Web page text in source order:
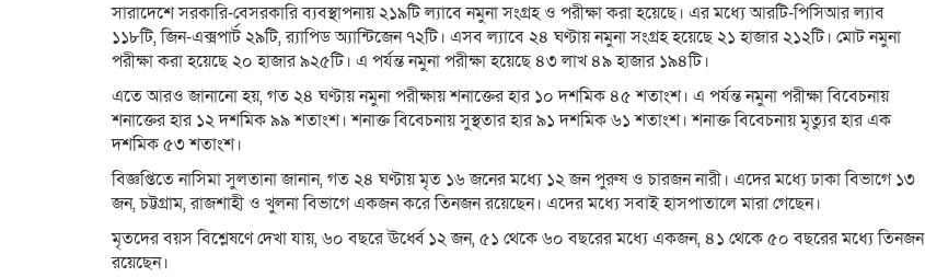
সারাদেশে সরকারি-বেসরকারি ব্যবস্থাপনায় ২১৯টি ল্যাবে নমুনা সংগ্রহ ও পরীক্ষা করা হয়েছে। এর মধ্যে আরটি-পিসিআর ল্যাব
১১৮টি, জিন-এক্সপার্ট ২৯টি, র‌্যাপিড অ্যান্টিজেন ৭২টি। এসব ল্যাবে ২৪ ঘণ্টায় নমুনা সংগ্রহ হয়েছে ২১ হাজার ২১২টি। মোট নমুনা
পরীক্ষা করা হয়েছে ২০ হাজার ৯২৫টি। এ পর্যন্ত নমুনা পরীক্ষা হয়েছে ৪৩ লাখ ৪৯ হাজার ১৯৪টি।
এতে আরও জানানো হয়, গত ২৪ ঘণ্টায় নমুনা পরীক্ষায় শনাক্তের হার ১০ দশমিক ৪৫ শতাংশ। এ পর্যন্ত নমুনা পরীক্ষা বিবেচনায়
শনাক্তের হার ১২ দশমিক ৯৯ শতাংশ। শনাক্ত বিবেচনায় সুস্থতার হার ৯১ দশমিক ৬১ শতাংশ। শনাক্ত বিবেচনায় মৃত্যুর হার এক
দশমিক ৫৩ শতাংশ।
বিজ্ঞপ্তিতে নাসিমা সুলতানা জানান, গত ২৪ ঘণ্টায় মৃত ১৬ জনের মধ্যে ১২ জন পুরুষ ও চারজন নারী। এদের মধ্যে ঢাকা বিভাগে ১৩
জন, চট্টগ্রাম, রাজশাহী ও খুলনা বিভাগে একজন করে তিনজন রয়েছেন। এদের মধ্যে সবাই হাসপাতালে মারা গেছেন।
মৃতদের বয়স বিশ্লেষণে দেখা যায়, ৬০ বছরে ঊর্ধ্বে ১২ জন, ৫১ থেকে ৬০ বছরের মধ্যে একজন, ৪১ থেকে ৫০ বছরের মধ্যে তিনজন
রয়েছেন।